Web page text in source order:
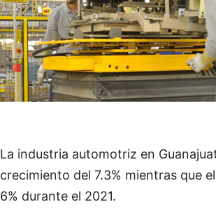
La industria automotriz en
crecimiento del 7.3% mientras que
6% durante el 2021.